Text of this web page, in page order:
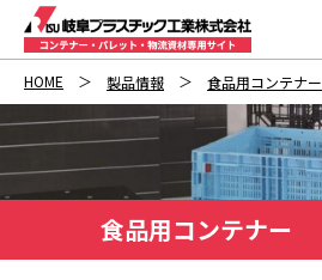
HOME 製品情報 食品用コンテナー
食品用コンテナー